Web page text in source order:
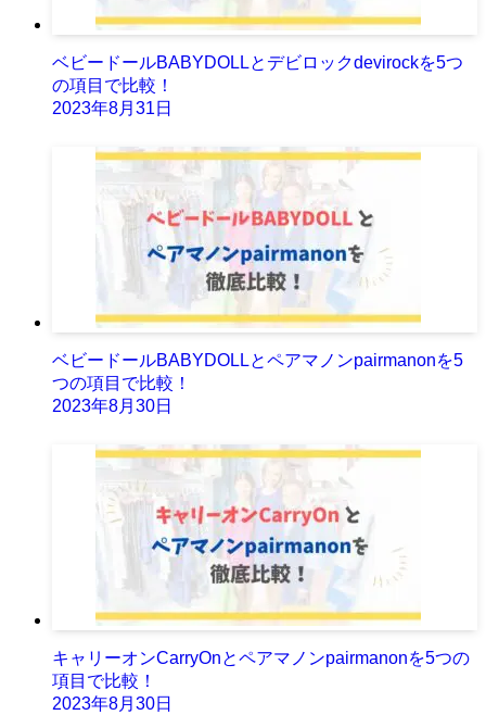
ベビードールBABYDOLLとデビロックdevirockを5つ
の項目で比較！
2023年8月31日
ベビードールBABYDOLLとペアマノンpairmanonを5
つの項目で比較！
2023年8月30日
キャリーオンCarryOnとペアマノンpairmanonを5つの
項目で比較！
2023年8月30日